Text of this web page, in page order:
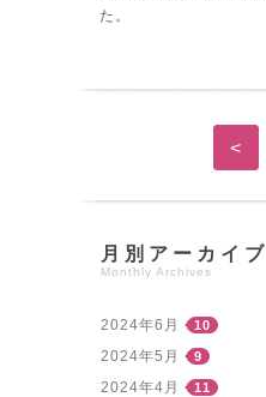
た。
<
月別アーカイブ
Monthly Archives
2024年6月 10
2024年5月 9
2024年4月 11